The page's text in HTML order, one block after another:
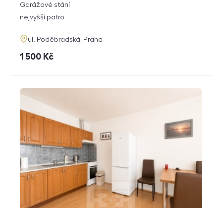
rozměry
dispozice
Garážové stání
funkce
nejvyšší patro
adresa
ul. Poděbradská, Praha
cena
1 500 Kč